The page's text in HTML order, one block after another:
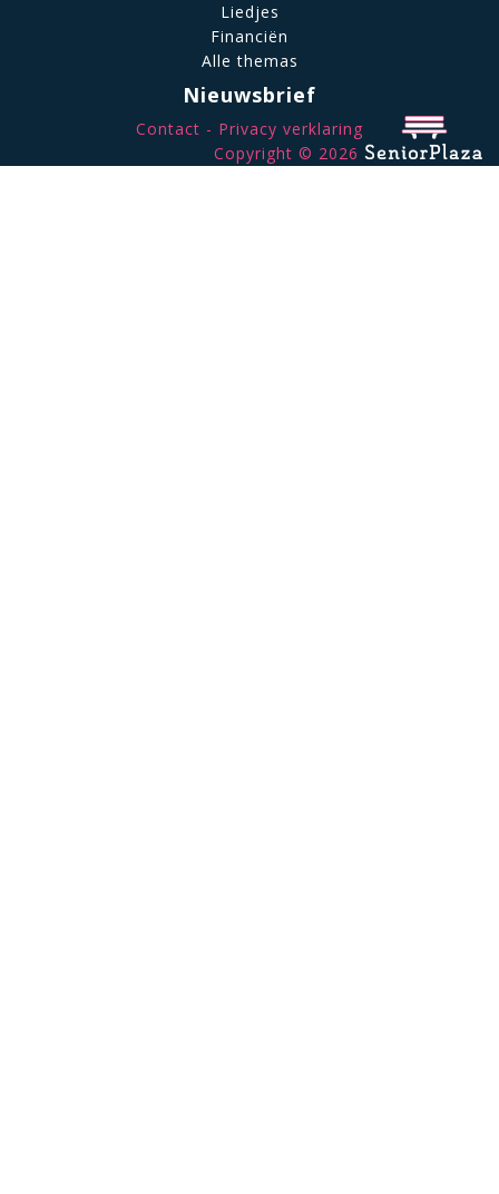
Liedjes
Financiën
Alle themas
Nieuwsbrief
Contact
Privacy verklaring
Copyright © 2026